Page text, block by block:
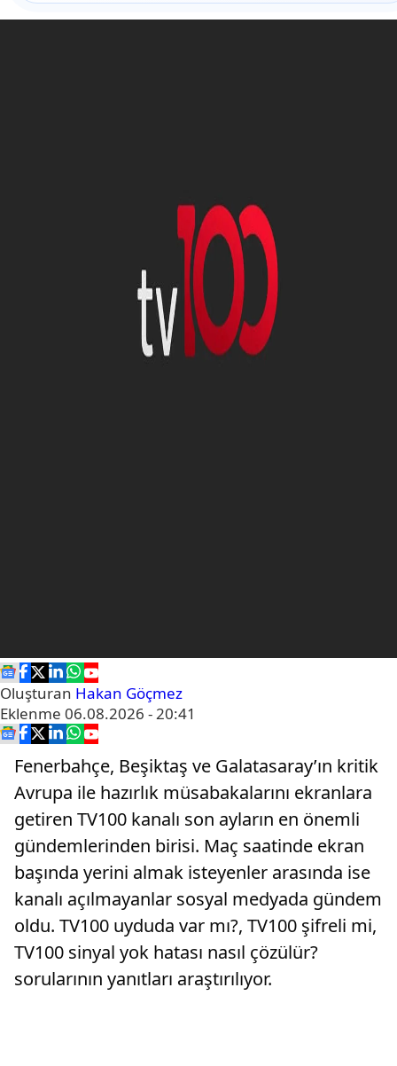
Oluşturan Hakan Göçmez
Eklenme 06.08.2026 - 20:41
Fenerbahçe, Beşiktaş ve Galatasaray’ın kritik
Avrupa ile hazırlık müsabakalarını ekranlara
getiren TV100 kanalı son ayların en önemli
gündemlerinden birisi. Maç saatinde ekran
başında yerini almak isteyenler arasında ise
kanalı açılmayanlar sosyal medyada gündem
oldu. TV100 uyduda var mı?, TV100 şifreli mi,
TV100 sinyal yok hatası nasıl çözülür?
sorularının yanıtları araştırılıyor.